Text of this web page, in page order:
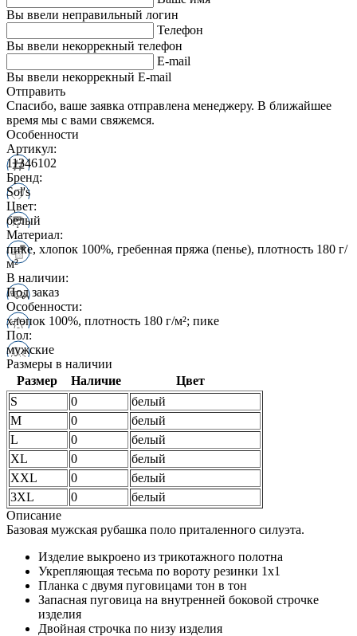
Вы ввели неправильный логин
Телефон
Вы ввели некоррекный телефон
E-mail
Вы ввели некоррекный E-mail
Отправить
Спасибо, ваше заявка отправлена менеджеру. В ближайшее
время мы с вами свяжемся.
Особенности
Артикул:
11346102
Бренд:
Sol's
Цвет:
белый
Материал:
пике, хлопок 100%, гребенная пряжа (пенье), плотность 180 г/
м²
В наличии:
Под заказ
Особенности:
хлопок 100%, плотность 180 г/м²; пике
Пол:
мужские
Размеры в наличии
Размер
Наличие
Цвет
S
0
белый
M
0
белый
L
0
белый
XL
0
белый
XXL
0
белый
3XL
0
белый
Описание
Базовая мужская рубашка поло приталенного силуэта.
Изделие выкроено из трикотажного полотна
Укрепляющая тесьма по вороту резинки 1х1
Планка с двумя пуговицами тон в тон
Запасная пуговица на внутренней боковой строчке
изделия
Двойная строчка по низу изделия